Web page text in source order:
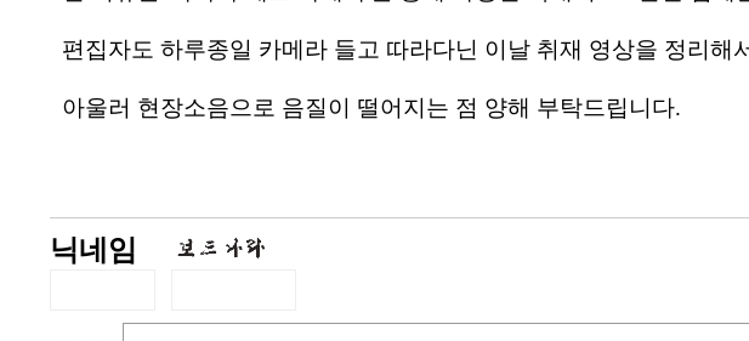
편집자도 하루종일 카메라 들고 따라다닌 이날 취재 영상을 정리해
아울러 현장소음으로 음질이 떨어지는 점 양해 부탁드립니다.
닉네임